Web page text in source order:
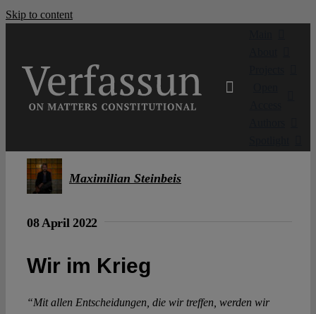
Skip to content
Maximilian Steinbeis
08 April 2022
Wir im Krieg
“Mit allen Entscheidungen, die wir treffen, werden wir